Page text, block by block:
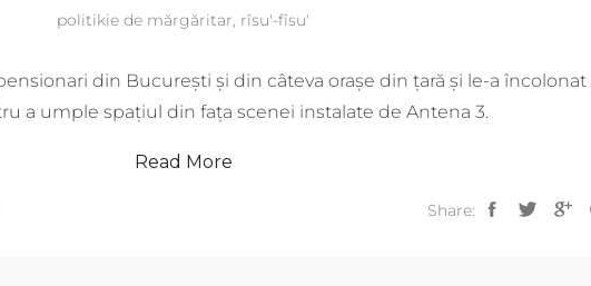
politikie de mărgăritar, rîsu'-fîsu'
din București și din câteva orașe din țară și le-a încolonat
a umple spațiul din fața scenei instalate de Antena 3.
Read More
Share: